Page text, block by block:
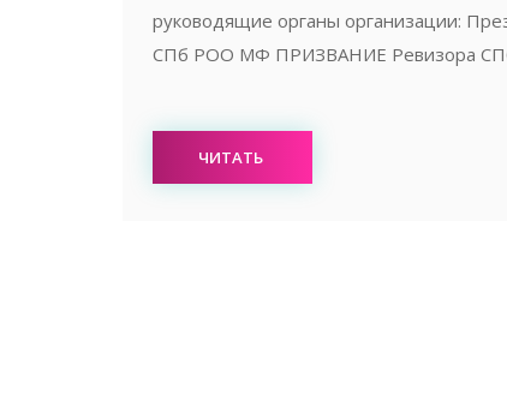
руководящие органы организации:
СПб РОО МФ ПРИЗВАНИЕ Ревизора
ЧИТАТЬ